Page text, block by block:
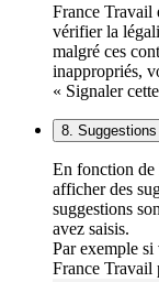
France Travail
vérifier la
malgré ces
inappropriés,
« Signaler
8.
En fonction de
afficher des
suggestions
avez saisis.
Par exemple
France Travail